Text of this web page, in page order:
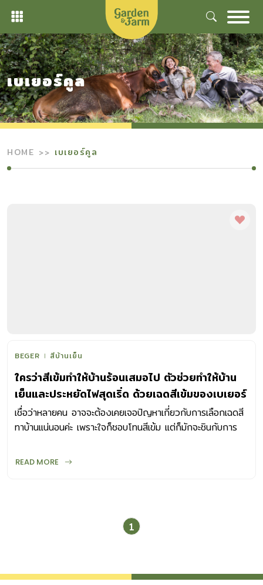
Skip
content
เบเยอร์คูล
HOME เบเยอร์คูล
BEGER สีบ้านเย็น
ใครว่าสีเข้มทำให้บ้านร้อนเสมอไป ตัวช่วยทำให้บ้าน
เย็นและประหยัดไฟสุดเริ่ด ด้วยเฉดสีเข้มของเบเยอร์
คูล
เชื่อว่าหลายคน อาจจะต้องเคยเจอปัญหาเกี่ยวกับการเลือกเฉดสี
ทาบ้านแน่นอนค่ะ เพราะใจก็ชอบโทนสีเข้ม แต่ก็มักจะชินกับการ
บ้านดูโปร่งไม่ร้อน แต่ปัจจุบันเรามีตัวช่วยดีๆ อย่างสีเบเยอร์คูล
เข้มของเบเยอร์คูลสีไหนมาแต่งบ้านให้โดนใจ มาลองดูภาพ
ตัวอย่างกันค่ะ เผื่อจะปิ๊งไอเดีย อยากได้สีแบบนี้บ้าง เป็นอย่างไร
สเฟียร์เซรามิก” นวัตกรรมป้องกันความร้อนรูปแบบเดียวกับ
READ MORE
1